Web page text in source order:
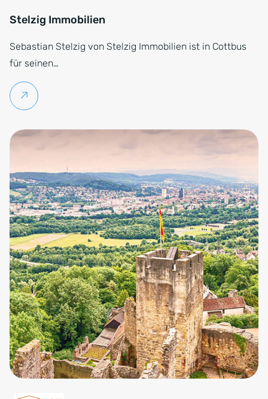
Stelzig Immobilien
Sebastian Stelzig von Stelzig Immobilien ist in Cottbus
für seinen…
Weiterlesen